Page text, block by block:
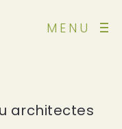
MENU
architectes